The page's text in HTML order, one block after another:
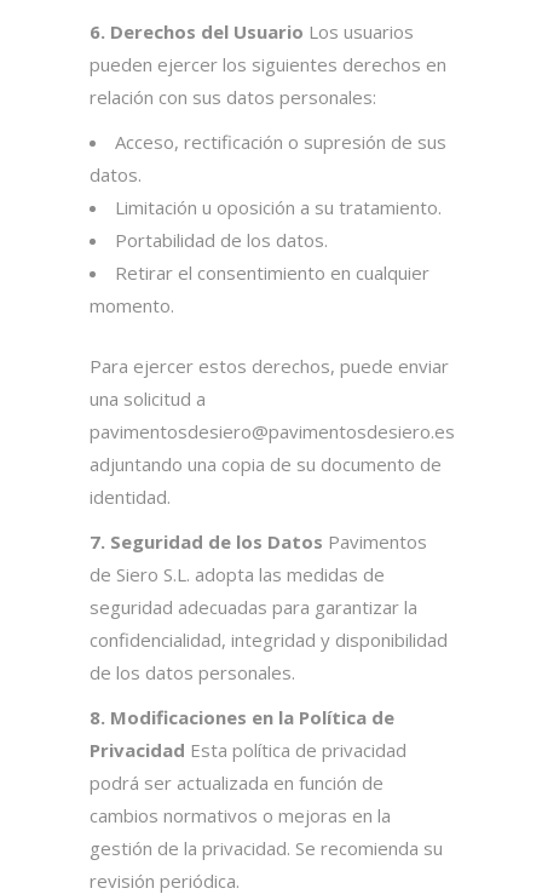
6. Derechos del Usuario Los usuarios
pueden ejercer los siguientes derechos en
relación con sus datos personales:
Acceso, rectificación o supresión de sus
datos.
Limitación u oposición a su tratamiento.
Portabilidad de los datos.
Retirar el consentimiento en cualquier
momento.
Para ejercer estos derechos, puede enviar
una solicitud a
pavimentosdesiero@pavimentosdesiero.es
adjuntando una copia de su documento de
identidad.
7. Seguridad de los Datos Pavimentos
de Siero S.L. adopta las medidas de
seguridad adecuadas para garantizar la
confidencialidad, integridad y disponibilidad
de los datos personales.
8. Modificaciones en la Política de
Privacidad Esta política de privacidad
podrá ser actualizada en función de
cambios normativos o mejoras en la
gestión de la privacidad. Se recomienda su
revisión periódica.